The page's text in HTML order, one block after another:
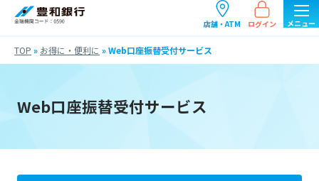
店舗・ATM ログイン
TOP » お得に・便利に »Web口座振替受付サービス
Web口座振替受付サービス